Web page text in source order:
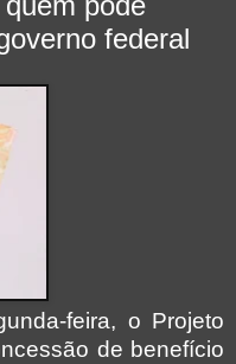
federal
feira, o Projeto
de benefício